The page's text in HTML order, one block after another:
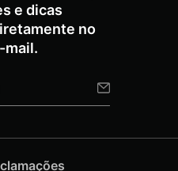
e dicas
no
mail.